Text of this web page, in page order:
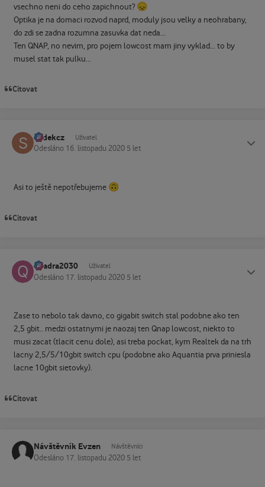
vsechno neni do ceho zapichnout? 😞
Optika je na domaci rozvod naprd, moduly jsou velky a neohrabany,
do zdi se zadna rozumna zasuvka dat neda...
Ten QNAP, no nevim, pro pojem lowcost mam jiny vyklad... to by
musel stat tak pulku...
Citovat
sodekcz Uživatel
Odesláno 16. listopadu 2020 5 let
Asi to ještě nepotřebujeme 🙃
Citovat
quadra2030 Uživatel
Odesláno 17. listopadu 2020 5 let
Zase to nebolo tak davno, co gigabit switch stal podobne ako ten
2,5 gbit.. medzi ostatnymi je naozaj ten Qnap lowcost, niekto to
musi zacat (tlacit cenu dole), asi treba pockat, kym Realtek da na trh
lacny 2,5/5/10gbit switch cpu (podobne ako Aquantia prva priniesla
lacne 10gbit sietovky).
Citovat
Návštěvník Evzen Návštěvníci
Odesláno 17. listopadu 2020 5 let